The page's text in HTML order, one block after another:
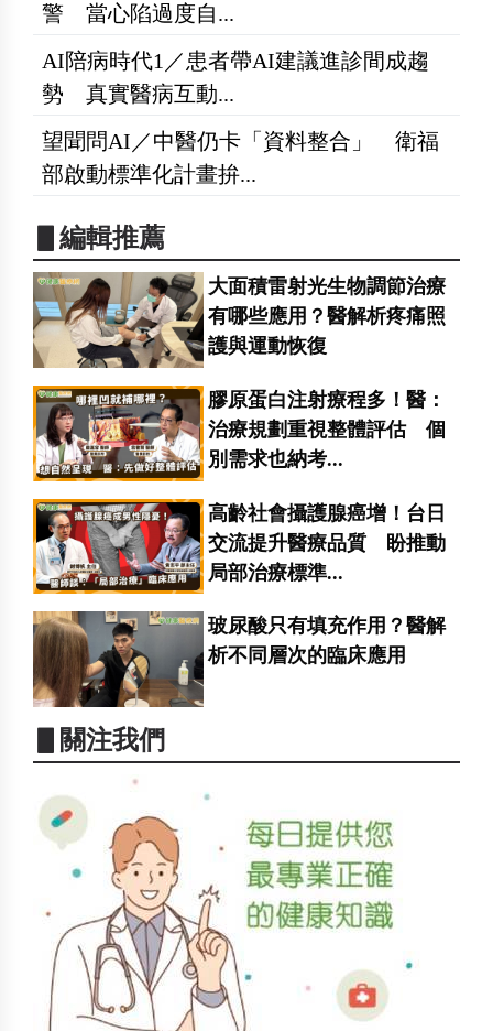
警 當心陷過度自...
AI陪病時代1／患者帶AI建議進診間成趨
勢 真實醫病互動...
望聞問AI／中醫仍卡「資料整合」 衛福
部啟動標準化計畫拚...
▋編輯推薦
大面積雷射光生物調節治療
有哪些應用？醫解析疼痛照
護與運動恢復
膠原蛋白注射療程多！醫：
治療規劃重視整體評估 個
別需求也納考...
高齡社會攝護腺癌增！台日
交流提升醫療品質 盼推動
局部治療標準...
玻尿酸只有填充作用？醫解
析不同層次的臨床應用
▋關注我們